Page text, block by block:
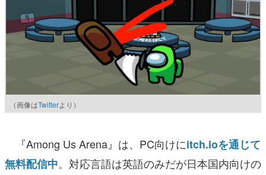
（画像はTwitterより）
『Among Us Arena』は、PC向けにitch.ioを通じて
無料配信中。対応言語は英語のみだが日本国内向けの